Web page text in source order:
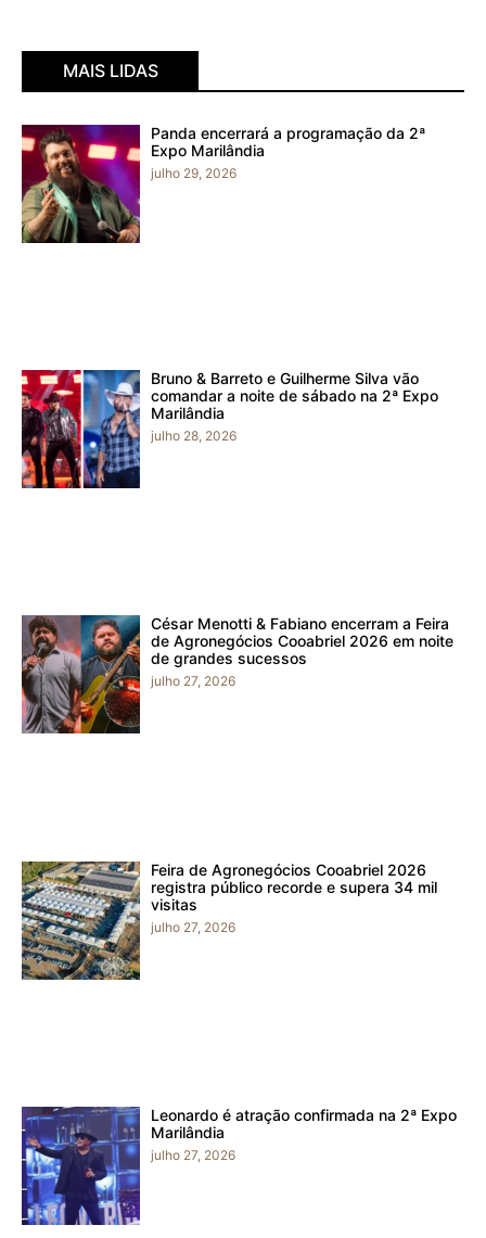
MAIS LIDAS
Panda encerrará a programação da 2ª
Expo Marilândia
julho 29, 2026
Bruno & Barreto e Guilherme Silva vão
comandar a noite de sábado na 2ª Expo
Marilândia
julho 28, 2026
César Menotti & Fabiano encerram a Feira
de Agronegócios Cooabriel 2026 em noite
de grandes sucessos
julho 27, 2026
Feira de Agronegócios Cooabriel 2026
registra público recorde e supera 34 mil
visitas
julho 27, 2026
Leonardo é atração confirmada na 2ª Expo
Marilândia
julho 27, 2026